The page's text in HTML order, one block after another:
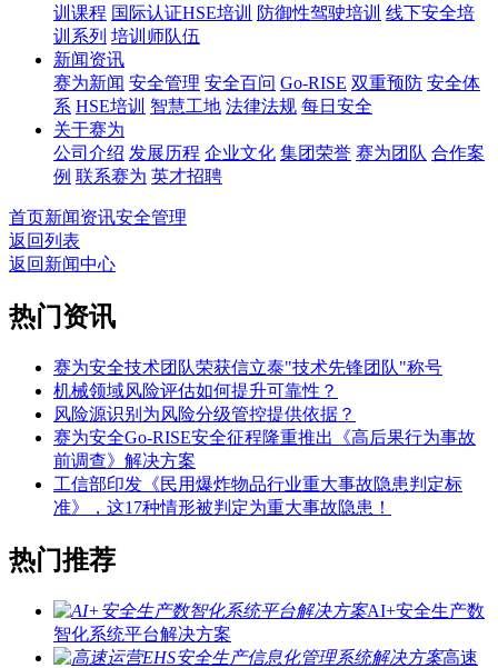
训课程 国际认证HSE培训 防御性驾驶培训 线下安全培
训系列 培训师队伍
新闻资讯
赛为新闻 安全管理 安全百问 Go-RISE 双重预防 安全体
系 HSE培训 智慧工地 法律法规 每日安全
关于赛为
公司介绍 发展历程 企业文化 集团荣誉 赛为团队 合作案
例 联系赛为 英才招聘
首页新闻资讯安全管理
返回列表
返回新闻中心
热门资讯
赛为安全技术团队荣获信立泰"技术先锋团队"称号
机械领域风险评估如何提升可靠性？
风险源识别为风险分级管控提供依据？
赛为安全Go-RISE安全征程隆重推出《高后果行为事故
前调查》解决方案
工信部印发《民用爆炸物品行业重大事故隐患判定标
准》，这17种情形被判定为重大事故隐患！
热门推荐
AI+安全生产数
智化系统平台解决方案
高速